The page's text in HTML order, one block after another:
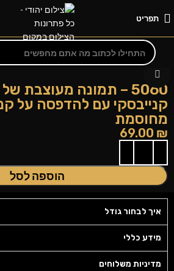
תפריט
5060 – תמונה מעוצבת
קנייבסקי עם להדפסה על
מחוסמת
69.00 ₪
הוספה לסל
איך לבחור גודל
מידע כללי
מדיניות משלוחים